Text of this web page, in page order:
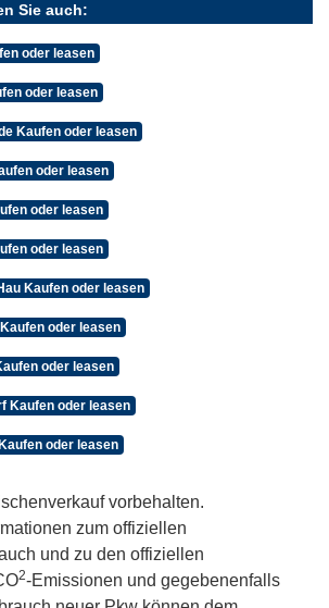
Sie auch:
oder leasen
oder leasen
Kaufen oder leasen
oder leasen
oder leasen
oder leasen
Kaufen oder leasen
oder leasen
oder leasen
Kaufen oder leasen
oder leasen
vorbehalten.
zum offiziellen
und zu den offiziellen
2-Emissionen und gegebenenfalls